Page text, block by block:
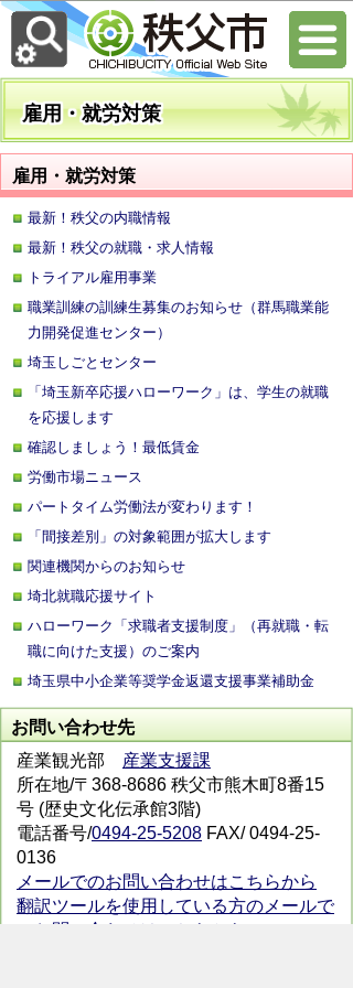
雇用・就労対策
雇用・就労対策
最新！秩父の内職情報
最新！秩父の就職・求人情報
トライアル雇用事業
職業訓練の訓練生募集のお知らせ（群馬職業能
力開発促進センター）
埼玉しごとセンター
「埼玉新卒応援ハローワーク」は、学生の就職
を応援します
確認しましょう！最低賃金
労働市場ニュース
パートタイム労働法が変わります！
「間接差別」の対象範囲が拡大します
関連機関からのお知らせ
埼北就職応援サイト
ハローワーク「求職者支援制度」（再就職・転
職に向けた支援）のご案内
埼玉県中小企業等奨学金返還支援事業補助金
お問い合わせ先
産業観光部 産業支援課
所在地/〒368-8686 秩父市熊木町8番15
号 (歴史文化伝承館3階)
電話番号/0494-25-5208 FAX/ 0494-25-
0136
メールでのお問い合わせはこちらから
翻訳ツールを使用している方のメールで
のお問い合わせはこちらから